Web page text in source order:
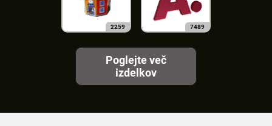
2259 7489
Poglejte več
izdelkov